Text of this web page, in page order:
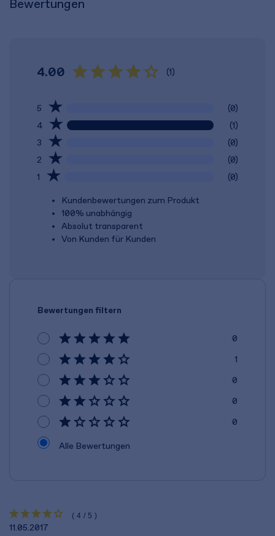
Bewertungen
4.00 (1)
5
(0)
4
(1)
3
(0)
2
(0)
1
(0)
Kundenbewertungen zum Produkt
100% unabhängig
Absolut transparent
Von Kunden für Kunden
Bewertungen filtern
0
1
0
0
0
Alle Bewertungen
(4/5)
11.05.2017